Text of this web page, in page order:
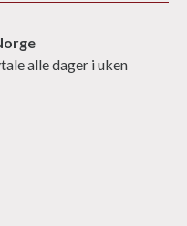
alle dager i uken